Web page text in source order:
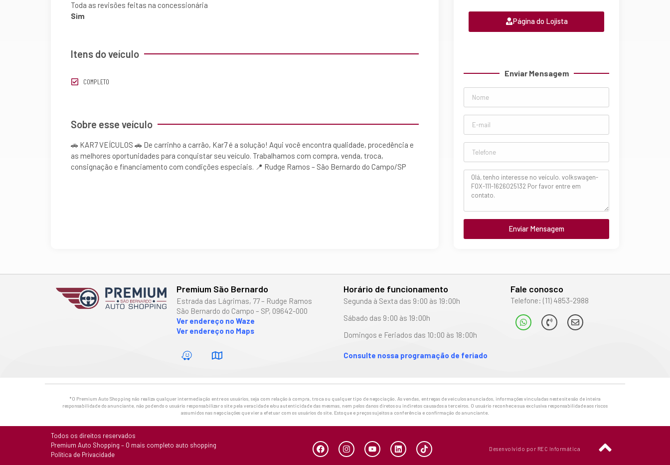
Toda as revisões feitas na concessionária
Sim
Itens do veículo
COMPLETO
Sobre esse veículo
🚗 KAR7 VEÍCULOS 🚗 De carrinho a carrão, Kar7 é a solução! Aqui você encontra qualidade, procedência e
as melhores oportunidades para conquistar seu veículo. Trabalhamos com compra, venda, troca,
consignação e financiamento com condições especiais. 📍 Rudge Ramos – São Bernardo do Campo/SP
Página do Lojista
Enviar Mensagem
Enviar Mensagem
Premium São Bernardo
Estrada das Lágrimas, 77 – Rudge Ramos
São Bernardo do Campo – SP, 09642-000
Ver endereço no Waze
Ver endereço no Maps
Horário de funcionamento
Segunda à Sexta das 9:00 às 19:00h
Sábado das 9:00 às 19:00h
Domingos e Feriados das 10:00 às 18:00h
Consulte nossa programação de feriado
Fale conosco
Telefone: (11) 4853-2988
*O Premium Auto Shopping não realiza qualquer intermediação entre os usuários, seja com relação à compra, troca ou qualquer tipo de negociação. As vendas, entregas de veículos anunciados, informações vinculadas neste site são de inteira
responsabilidade do anunciante, não podendo o usuário responsabilizar o site pela veracidade e/ou autenticidade das mesmas, nem pelos danos diretos ou indiretos causados a terceiros. O usuário reconhece sua exclusiva responsabilidade aos riscos
assumidos nas negociações que vier a efetuar com os usuários do site. Estoque e preços sujeitos a conferência e confirmação do anunciante.
Todos os direitos reservados
Premium Auto Shopping – O mais completo auto shopping
Política de Privacidade
Desenvolvido por REC Informática